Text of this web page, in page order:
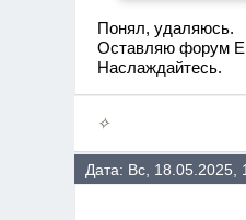
Понял, удаляюсь.
Оставляю форум
Наслаждайтесь.
✧
Дата: Вс,